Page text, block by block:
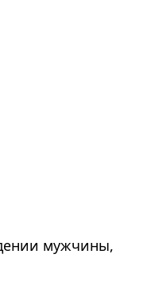
мужчины,